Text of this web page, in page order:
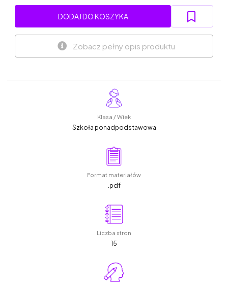
DODAJ DO KOSZYKA
Zobacz pełny opis produktu
Klasa / Wiek
Szkoła ponadpodstawowa
Format materiałów
.pdf
Liczba stron
15